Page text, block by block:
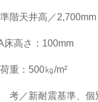
階天井高／2,700mm
床高さ：100mm
重：500㎏/m²
考／新耐震基準、個